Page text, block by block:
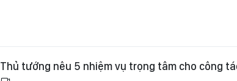
Thủ tướng nêu 5 nhiệm vụ trọng tâm cho công